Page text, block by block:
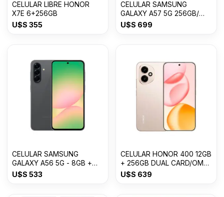
CELULAR LIBRE HONOR
X7E 6+256GB
U$S 355
CELULAR SAMSUNG
GALAXY A57 5G 256GB/
8GB RAM
U$S 699
CELULAR SAMSUNG
GALAXY A56 5G - 8GB +
256GB Awesome Graphite
U$S 533
CELULAR HONOR 400 12GB
+ 256GB DUAL CARD/OM
USDESERT GOLD
U$S 639